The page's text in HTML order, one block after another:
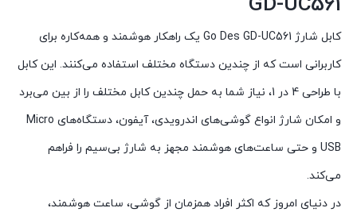
کابل شارژ Go Des GD-UC561 یک راهکار هوشمند و همه‌کاره برای
کاربرانی است که از چندین دستگاه مختلف استفاده می‌کنند. این کابل
با طراحی 4 در 1، نیاز شما به حمل چندین کابل مختلف را از بین می‌برد
و امکان شارژ انواع گوشی‌های اندرویدی، آیفون، دستگاه‌های Micro
USB و حتی ساعت‌های هوشمند مجهز به شارژ بی‌سیم را فراهم
می‌کند.
در دنیای امروز که اکثر افراد همزمان از گوشی، ساعت هوشمند،